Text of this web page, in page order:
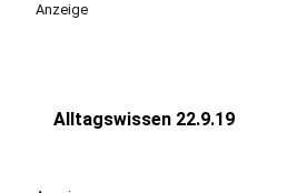
Anzeige
Alltagswissen 22.9.19